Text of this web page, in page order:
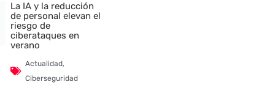
La IA y la reducción
de personal elevan el
riesgo de
ciberataques en
verano
Actualidad,
Ciberseguridad